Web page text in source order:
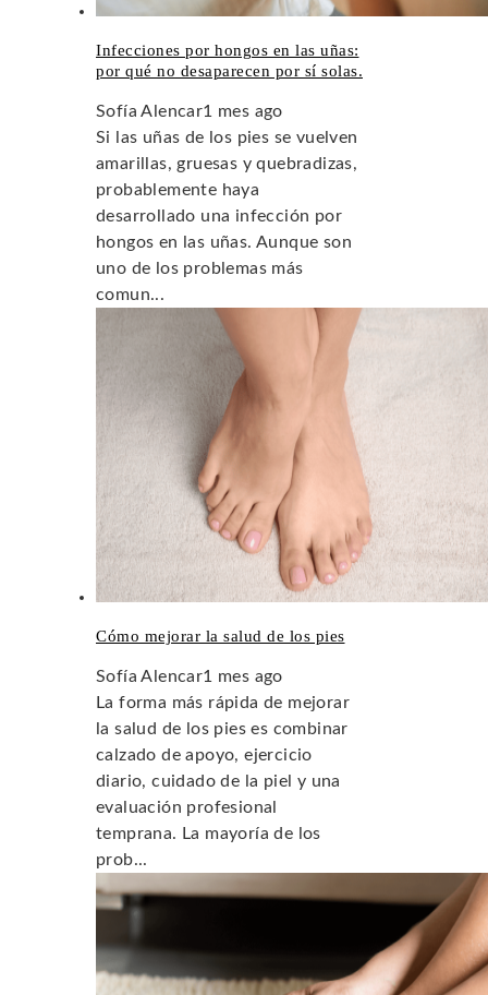
Infecciones por hongos en las uñas:
por qué no desaparecen por sí solas.
Sofía Alencar1 mes ago
Si las uñas de los pies se vuelven
amarillas, gruesas y quebradizas,
probablemente haya
desarrollado una infección por
hongos en las uñas. Aunque son
uno de los problemas más
comun...
Cómo mejorar la salud de los pies
Sofía Alencar1 mes ago
La forma más rápida de mejorar
la salud de los pies es combinar
calzado de apoyo, ejercicio
diario, cuidado de la piel y una
evaluación profesional
temprana. La mayoría de los
prob...